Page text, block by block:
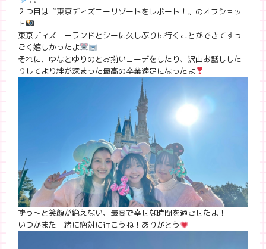
２つ目は〝東京ディズニーリゾートをレポート！〟のオフショッ
ト
東京ディズニーランドとシーに久しぶりに行くことができてすっ
ごく嬉しかったよ
それに、ゆなとゆりのとお揃いコーデをしたり、沢山お話しした
りしてより絆が深まった最高の卒業遠足になったよ
ずっ〜と笑顔が絶えない、最高で幸せな時間を過ごせたよ！
いつかまた一緒に絶対に行こうね！ありがとう